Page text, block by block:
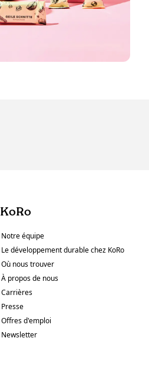
KoRo
Notre équipe
Le développement durable chez KoRo
Où nous trouver
À propos de nous
Carrières
Presse
Offres d'emploi
Newsletter